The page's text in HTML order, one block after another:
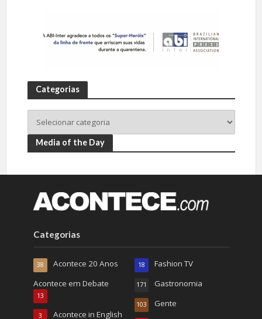
Categorias
Media of the Day
Categorias
Acontece 20 Anos
38
Acontece em Debate
13
Acontece in English
3
Fashion TV
18
Gastronomia
171
Gente
103